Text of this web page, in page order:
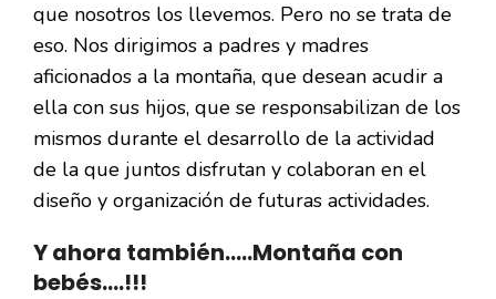
que nosotros los llevemos. Pero no se trata de
eso. Nos dirigimos a padres y madres
aficionados a la montaña, que desean acudir a
ella con sus hijos, que se responsabilizan de los
mismos durante el desarrollo de la actividad
de la que juntos disfrutan y colaboran en el
diseño y organización de futuras actividades.
Y ahora también…..Montaña con
bebés….!!!